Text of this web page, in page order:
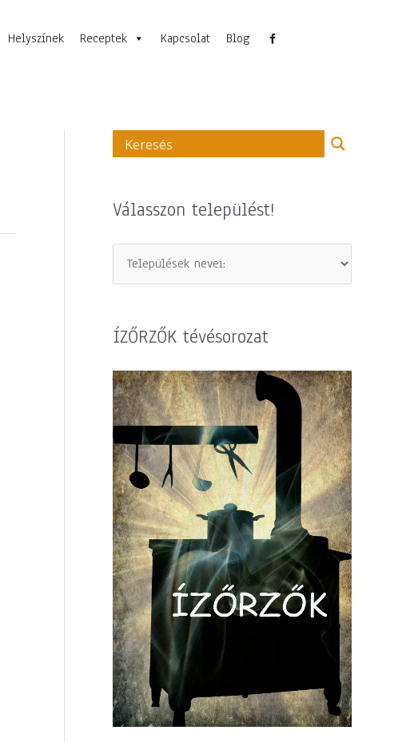
Helyszínek Receptek Kapcsolat Blog
Válasszon települést!
ÍZŐRZŐK tévésorozat